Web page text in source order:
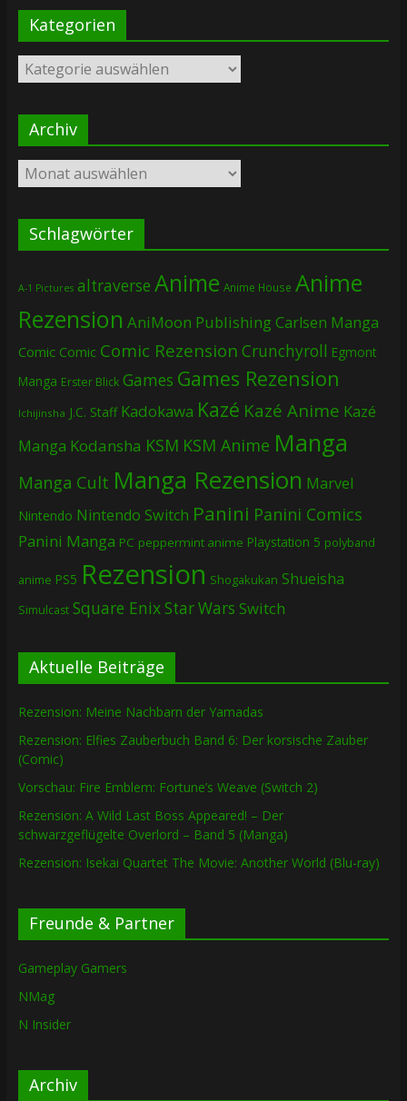
Kategorien
Kategorien
Archiv
Archiv
Schlagwörter
A-1 Pictures altraverse Anime Anime House Anime
Rezension AniMoon PublishingCarlsen Manga
Comic Comic Comic Rezension Crunchyroll Egmont
Manga Erster Blick Games Games Rezension
Ichijinsha J.C. Staff Kadokawa Kazé Kazé Anime Kazé
Manga Kodansha KSM KSM Anime Manga
Manga Cult Manga Rezension Marvel
Nintendo Nintendo Switch Panini Panini Comics
Panini Manga PC peppermint anime Playstation 5 polyband
anime PS5 Rezension Shogakukan Shueisha
Simulcast Square EnixStar Wars Switch
Aktuelle Beiträge
Rezension: Meine Nachbarn der Yamadas
Rezension: Elfies Zauberbuch Band 6: Der korsische Zauber
(Comic)
Vorschau: Fire Emblem: Fortune’s Weave (Switch 2)
Rezension: A Wild Last Boss Appeared! – Der
schwarzgeflügelte Overlord – Band 5 (Manga)
Rezension: Isekai Quartet The Movie: Another World (Blu-ray)
Freunde & Partner
Gameplay Gamers
NMag
N Insider
Archiv